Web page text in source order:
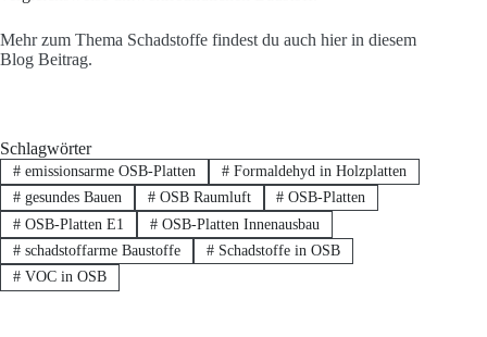
Mehr zum Thema Schadstoffe findest du auch hier in diesem
Blog Beitrag.
Schlagwörter
#emissionsarme OSB-Platten #Formaldehyd in Holzplatten
#gesundes Bauen #OSB Raumluft # OSB-Platten
#OSB-Platten E1 #OSB-Platten Innenausbau
#schadstoffarme Baustoffe #Schadstoffe in OSB
#VOC in OSB